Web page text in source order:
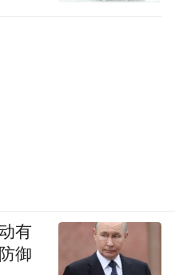
有
御